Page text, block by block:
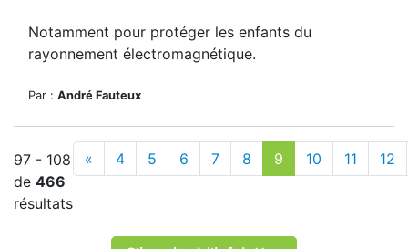
Notamment pour protéger les enfants du
rayonnement électromagnétique.
Par : André Fauteux
97 - 108
de 466
résultats
« 4 5 6 7 8 9 10 11 12